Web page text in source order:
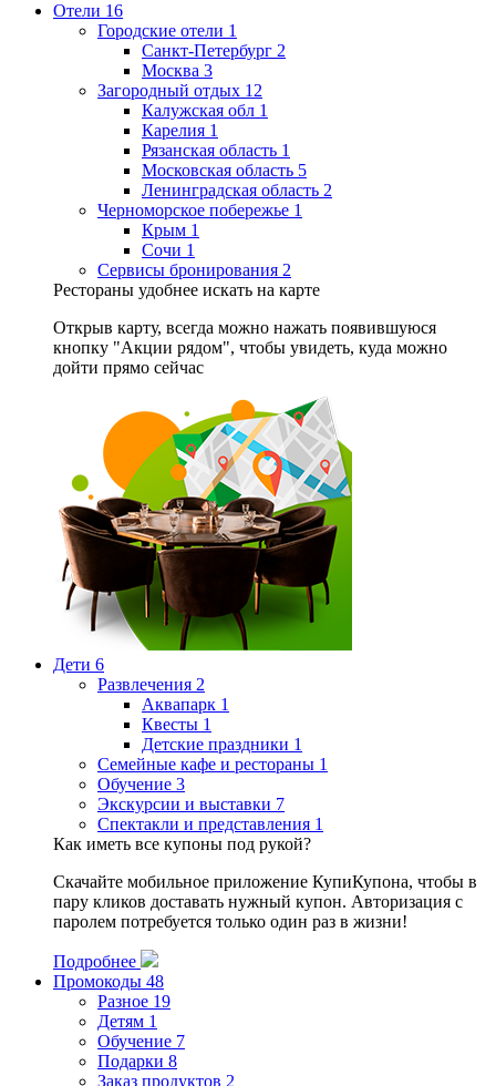
Отели 16
Городские отели 1
Санкт-Петербург 2
Москва 3
Загородный отдых 12
Калужская обл 1
Карелия 1
Рязанская область 1
Московская область 5
Ленинградская область 2
Черноморское побережье 1
Крым 1
Сочи 1
Сервисы бронирования 2
Рестораны удобнее искать на карте
Открыв карту, всегда можно нажать появившуюся
кнопку "Акции рядом", чтобы увидеть, куда можно
дойти прямо сейчас
Дети 6
Развлечения 2
Аквапарк 1
Квесты 1
Детские праздники 1
Семейные кафе и рестораны 1
Обучение 3
Экскурсии и выставки 7
Спектакли и представления 1
Как иметь все купоны под рукой?
Скачайте мобильное приложение КупиКупона, чтобы в
пару кликов доставать нужный купон. Авторизация с
паролем потребуется только один раз в жизни!
Подробнее
Промокоды 48
Разное 19
Детям 1
Обучение 7
Подарки 8
Заказ продуктов 2